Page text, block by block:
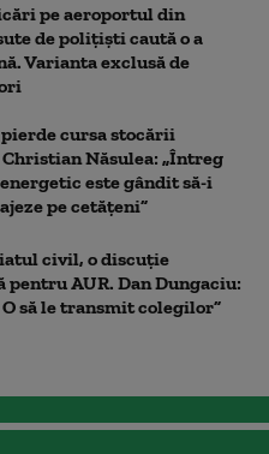
pe aeroportul din
de polițiști caută o a
Varianta exclusă de
cursa stocării
Năsulea: „Întreg
este gândit să-i
pe cetățeni”
civil, o discuție
pentru AUR. Dan Dungaciu:
O să le transmit colegilor”